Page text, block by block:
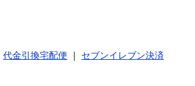
代金引換宅配便
セブンイレブン決済